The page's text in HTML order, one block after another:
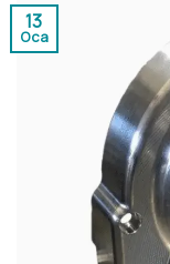
13
Oca